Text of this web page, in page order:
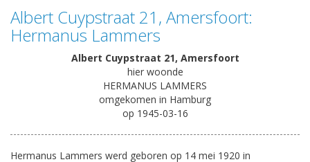
Albert Cuypstraat 21, Amersfoort:
Hermanus Lammers
Albert Cuypstraat 21, Amersfoort
hier woonde
HERMANUS LAMMERS
omgekomen in Hamburg
op 1945-03-16
Hermanus Lammers werd geboren op 14 mei 1920 in